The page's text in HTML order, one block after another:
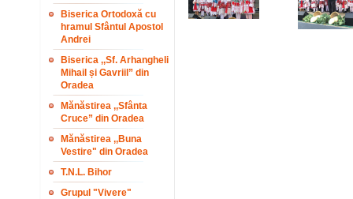
Biserica Ortodoxă cu
hramul Sfântul Apostol
Andrei
Biserica ,,Sf. Arhangheli
Mihail și Gavriil” din
Oradea
Mănăstirea ,,Sfânta
Cruce” din Oradea
Mănăstirea ,,Buna
Vestire" din Oradea
T.N.L. Bihor
Grupul "Vivere"